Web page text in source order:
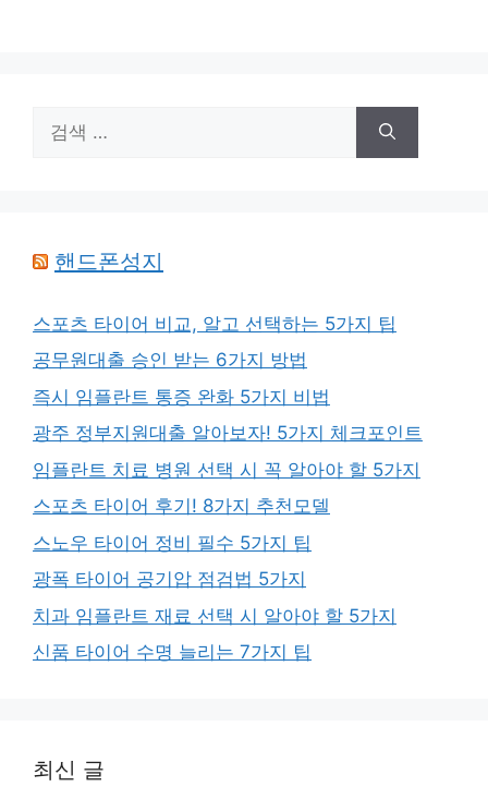
색:
핸드폰성지
스포츠 타이어 비교, 알고 선택하는 5가지 팁
공무원대출 승인 받는 6가지 방법
즉시 임플란트 통증 완화 5가지 비법
광주 정부지원대출 알아보자! 5가지 체크포인트
임플란트 치료 병원 선택 시 꼭 알아야 할 5가지
스포츠 타이어 후기! 8가지 추천모델
스노우 타이어 정비 필수 5가지 팁
광폭 타이어 공기압 점검법 5가지
치과 임플란트 재료 선택 시 알아야 할 5가지
신품 타이어 수명 늘리는 7가지 팁
최신 글